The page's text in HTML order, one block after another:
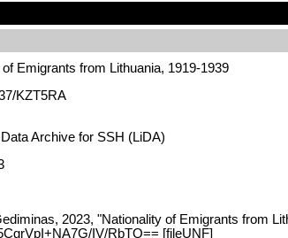
Emigrants from Lithuania, 1919-1939
KZT5RA
Archive for SSH (LiDA)
2023, "Nationality of Emigrants from
IV/RbTQ== [fileUNF]